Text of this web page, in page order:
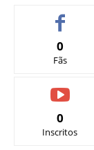
0
Fãs
0
Inscritos